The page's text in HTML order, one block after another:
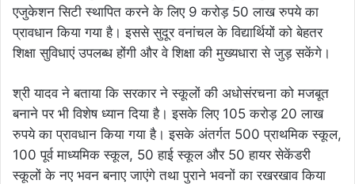
एजुकेशन सिटी स्थापित करने के लिए 9 करोड़ 50 लाख रुपये का
प्रावधान किया गया है। इससे सुदूर वनांचल के विद्यार्थियों को बेहतर
शिक्षा सुविधाएं उपलब्ध होंगी और वे शिक्षा की मुख्यधारा से जुड़ सकेंगे।
श्री यादव ने बताया कि सरकार ने स्कूलों की अधोसंरचना को मजबूत
बनाने पर भी विशेष ध्यान दिया है। इसके लिए 105 करोड़ 20 लाख
रुपये का प्रावधान किया गया है। इसके अंतर्गत 500 प्राथमिक स्कूल,
100 पूर्व माध्यमिक स्कूल, 50 हाई स्कूल और 50 हायर सेकेंडरी
स्कूलों के नए भवन बनाए जाएंगे तथा पुराने भवनों का रखरखाव किया